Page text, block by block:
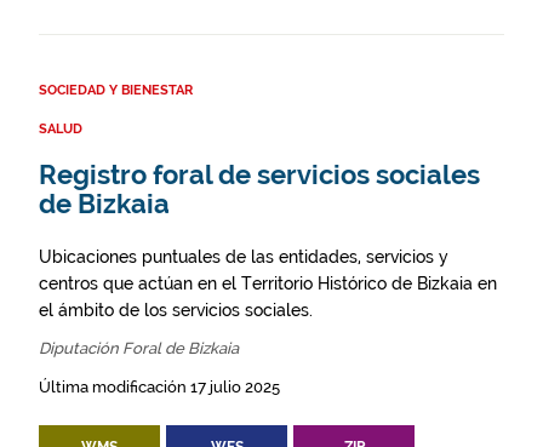
SOCIEDAD Y BIENESTAR
SALUD
Registro foral de servicios sociales
de Bizkaia
Ubicaciones puntuales de las entidades, servicios y
centros que actúan en el Territorio Histórico de Bizkaia en
el ámbito de los servicios sociales.
Diputación Foral de Bizkaia
Última modificación 17 julio 2025